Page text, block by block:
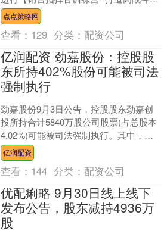
的销售团队】的交付工作，此次课程....
点点策略网
查看： 129 分类： 配资公司
亿润配资 劲嘉股份：控股股
东所持402%股份可能被司法
强制执行
劲嘉股份9月3日公告，控股股东劲嘉创
投所持合计5840万股公司股票(占总股本
4.02%)可能被司法强制执行。其中，
4340万股因借款合同纠纷被申请执行，
1500....
亿润配资
查看： 144 分类： 配资公司
优配痢略 9月30日线上线下
发布公告，股东减持4936万
股